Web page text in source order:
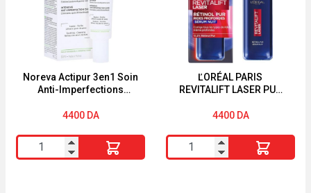
Noreva Actipur 3en1 Soin
Anti-Imperfections
4400 DA
quantité
de
ĽORÉAL PARIS
REVITALIFT LASER PUR
30ML
4400 DA
quantité
de